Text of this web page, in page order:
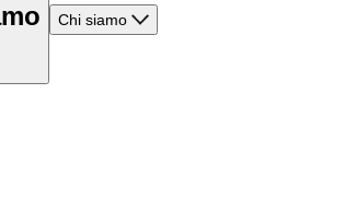
Chi siamo